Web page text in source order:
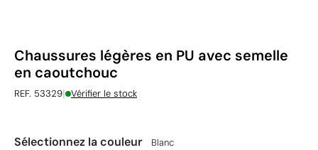
Chaussures légères en PU avec semelle
en caoutchouc
REF. 53329| Vérifier le stock
Sélectionnez la couleur Blanc